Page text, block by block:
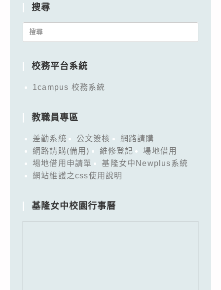
搜尋
Search
校務平台系統
1campus 校務系統
教職員專區
差勤系統 公文簽核
網路請購
網路請購(備用)
維修登記
場地借用
場地借用申請單
基隆女中Newplus系統
網站維護之css使用說明
基隆女中校園行事曆